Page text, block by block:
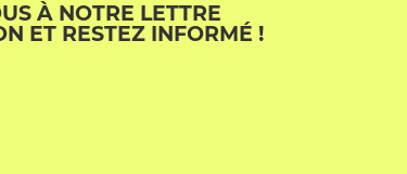
À NOTRE LETTRE
ET RESTEZ INFORMÉ !